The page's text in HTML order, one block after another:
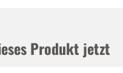
Produkt jetzt